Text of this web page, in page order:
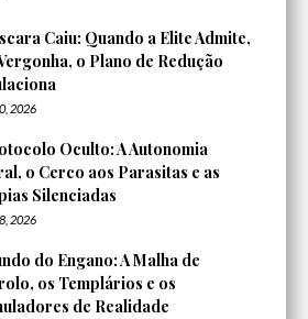
Caiu: Quando a Elite Admite,
o Plano de Redução
2026
Oculto: A Autonomia
o Cerco aos Parasitas e as
Silenciadas
2026
do Engano: A Malha de
os Templários e os
de Realidade